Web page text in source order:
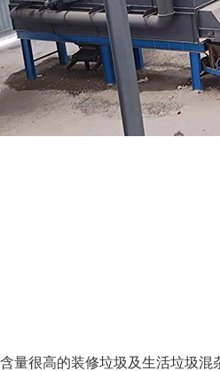
量很高的装修垃圾及生活垃圾